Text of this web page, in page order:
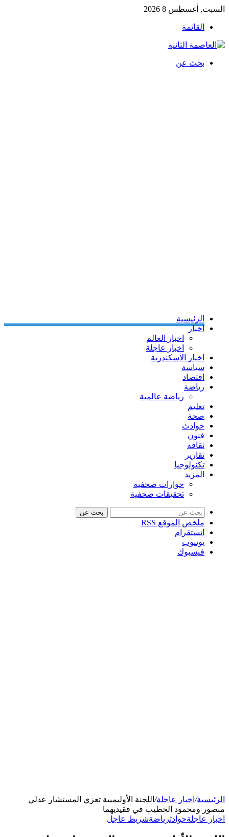
السبت, أغسطس 8 2026
القائمة
بحث عن
الرئيسية
اخبار
اخبار العالم
اخبار عاجلة
اخبار الاسكندرية
سياسة
اقتصاد
رياضة
رياضة عالمية
تعليم
صحة
حوادث
فنون
ثقافة
تقارير
تكنولوجيا
المزيد
حوارات صحفية
تحقيقات صحفية
بحث عن
ملخص الموقع RSS
انستقرام
يوتيوب
فيسبوك
الرئيسية/ اخبار عاجلة/ اللجنة الأوليمبية تعزي المستشار عدلي
منصور ومحمود الخطيب في فقيديهما
اخبار عاجلةحوادثرياضةشريط عاجل